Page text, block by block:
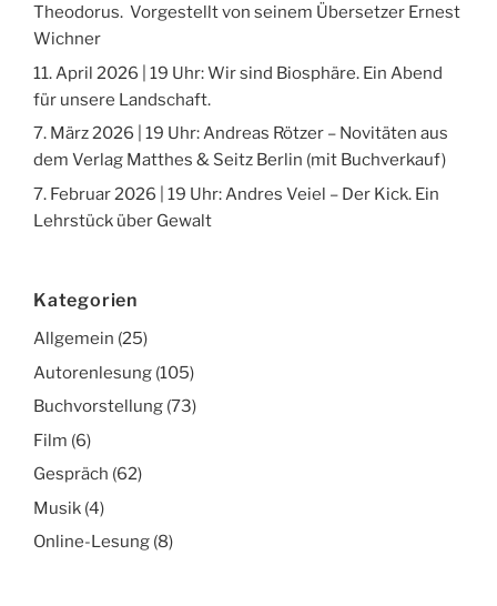
Theodorus. Vorgestellt von seinem Übersetzer Ernest
Wichner
11. April 2026 | 19 Uhr: Wir sind Biosphäre. Ein Abend
für unsere Landschaft.
7. März 2026 | 19 Uhr: Andreas Rötzer – Novitäten aus
dem Verlag Matthes & Seitz Berlin (mit Buchverkauf)
7. Februar 2026 | 19 Uhr: Andres Veiel – Der Kick. Ein
Lehrstück über Gewalt
Kategorien
Allgemein (25)
Autorenlesung (105)
Buchvorstellung (73)
Film (6)
Gespräch (62)
Musik (4)
Online-Lesung (8)